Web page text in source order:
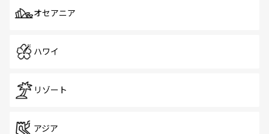
オセアニア
ハワイ
リゾート
アジア